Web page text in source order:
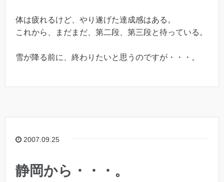
体は疲れるけど、やり遂げた達成感はある。
これから、まだまだ、第二段、第三段と待っている。
雪が降る前に、終わりたいと思うのですが・・・。
2007.09.25
静岡から・・・。